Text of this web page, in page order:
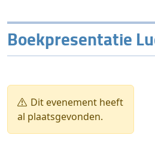
Boek­pre­sen­ta­tie
Dit evenement heeft
al plaatsgevonden.